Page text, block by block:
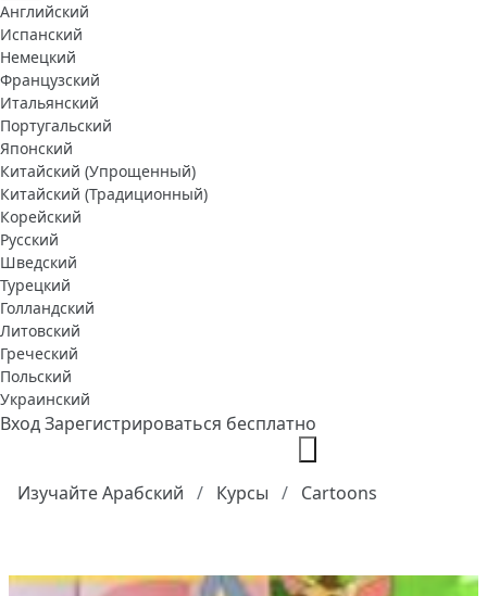
Английский
Испанский
Немецкий
Французский
Итальянский
Португальский
Японский
Китайский (Упрощенный)
Китайский (Традиционный)
Корейский
Русский
Шведский
Турецкий
Голландский
Литовский
Греческий
Польский
Украинский
ВходЗарегистрироваться бесплатно
Изучайте Арабский Курсы Cartoons